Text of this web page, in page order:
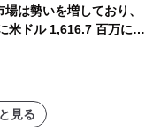
は勢いを増しており、
米ドル 1,616.7 百万に達
で成長すると予測
見る